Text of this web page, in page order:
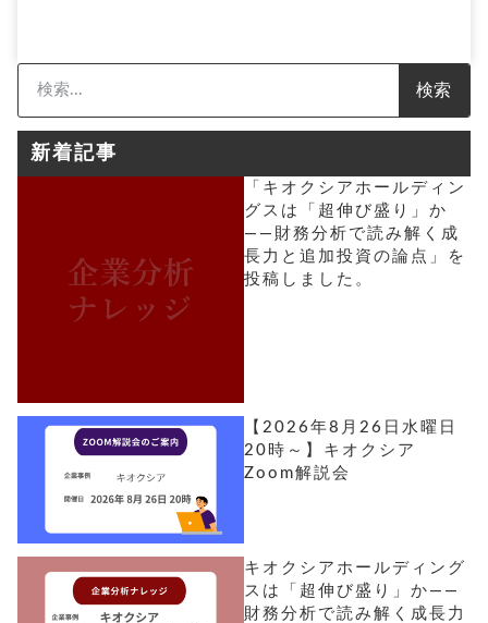
検索
新着記事
「キオクシアホールディン
グスは「超伸び盛り」か
――財務分析で読み解く成
長力と追加投資の論点」を
投稿しました。
【2026年8月26日水曜日
20時～】キオクシア
Zoom解説会
キオクシアホールディング
スは「超伸び盛り」か――
財務分析で読み解く成長力